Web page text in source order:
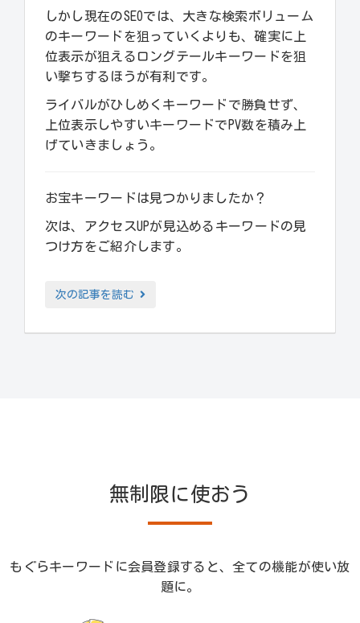
しかし現在のSEOでは、大きな検索ボリューム
のキーワードを狙っていくよりも、確実に上
位表示が狙えるロングテールキーワードを狙
い撃ちするほうが有利です。
ライバルがひしめくキーワードで勝負せず、
上位表示しやすいキーワードでPV数を積み上
げていきましょう。
お宝キーワードは見つかりましたか？
次は、アクセスUPが見込めるキーワードの見
つけ方をご紹介します。
次の記事を読む
無制限に使おう
もぐらキーワードに会員登録すると、全ての機能が使い放
題に。